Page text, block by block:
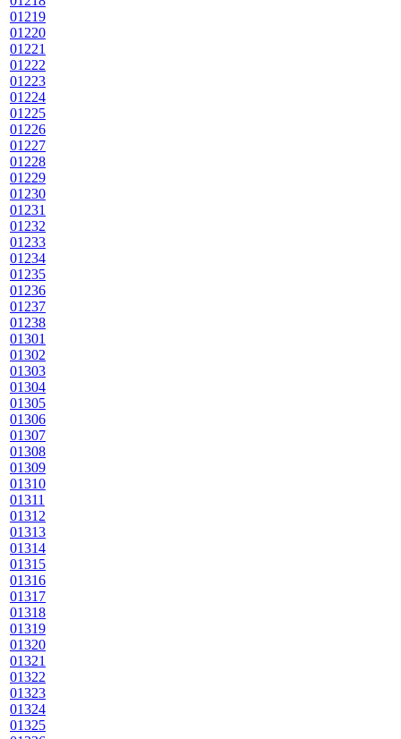
01219
01220
01221
01222
01223
01224
01225
01226
01227
01228
01229
01230
01231
01232
01233
01234
01235
01236
01237
01238
01301
01302
01303
01304
01305
01306
01307
01308
01309
01310
01311
01312
01313
01314
01315
01316
01317
01318
01319
01320
01321
01322
01323
01324
01325